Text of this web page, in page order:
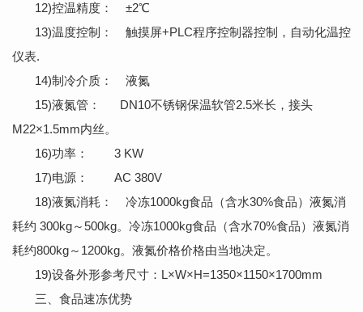
12)控温精度： ±2℃
13)温度控制： 触摸屏+PLC程序控制器控制，自动化温控
仪表.
14)制冷介质： 液氮
15)液氮管： DN10不锈钢保温软管2.5米长，接头
M22×1.5mm内丝。
16)功率： 3 KW
17)电源： AC 380V
18)液氮消耗： 冷冻1000kg食品（含水30%食品）液氮消
耗约 300kg～500kg。冷冻1000kg食品（含水70%食品）液氮消
耗约800kg～1200kg。液氮价格价格由当地决定。
19)设备外形参考尺寸：L×W×H=1350×1150×1700mm
三、食品速冻优势